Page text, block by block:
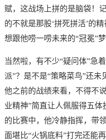
赋，这战场上拼的是脑袋！
的不就是那股‘拼死拼活’的
想跟他唠一唠未来的“冠冕”梦
当然啦，有不少“疑问体”急
派”？是不是“策略菜鸟”还未
他之前的战绩来看，不得不
业精神”简直让人佩服得五
的比赛中，他冷静指挥，带
面堪比“火锅底料”打完还能再